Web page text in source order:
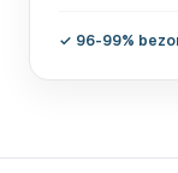
✓ 96-99%